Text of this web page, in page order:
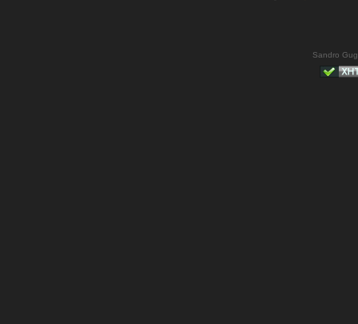
Sandro